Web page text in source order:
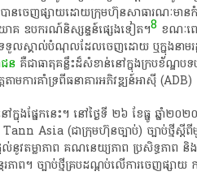
បាន​ចេញផ្សាយ​ដោយ​ក្រុមហ៊ុន​សាធារណៈ​មា
គ​ ឧបករណ៍​និ​ស្ស​ន្ទ​ន៍​ផ្សេង​ទៀត​។8 ខណៈ​ព
ទួលស្គាល់​បំណុល​ដែល​ចេញ​ដោយ​ ឬ​ក្នុង​នាម​រដ្
ន​ គឺជា​ធាតុ​គន្លឹះ​ដ៏​សំខាន់​នៅ​ក្នុង​ក្របខ័ណ្ឌ​ប
តាម​ការ​គាំទ្រ​ពី​ធនាគារអភិវឌ្ឍន៍អាស៊ី​
ៅ​ក្នុង​ផ្នែក​នេះ​។​ នៅ​ថ្ងៃ​ទី​ ២៦​ ខែធ្នូ​ ឆ្នាំ​២
Asia​ (​ជា​ក្រុមហ៊ុន​ច្បាប់​)​ ច្បាប់​ថ្មី​ស្តី​
ល់​នូវ​តម្លាភាព​ គណនេយ្យ​ភាព​ ប្រសិទ្ធភាព​
ាព​។​ ច្បាប់​ថ្មី​គ្របដណ្តប់​លើ​ការ​ចេញផ្សាយ​